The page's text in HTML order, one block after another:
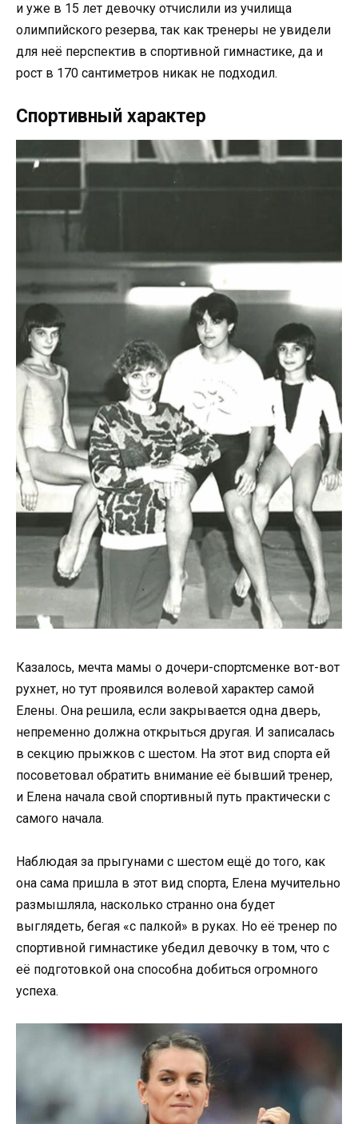
и уже в 15 лет девочку отчислили из училища
олимпийского резерва, так как тренеры не увидели
для неё перспектив в спортивной гимнастике, да и
рост в 170 сантиметров никак не подходил.
Спортивный характер
Казалось, мечта мамы о дочери-спортсменке вот-вот
рухнет, но тут проявился волевой характер самой
Елены. Она решила, если закрывается одна дверь,
непременно должна открыться другая. И записалась
в секцию прыжков с шестом. На этот вид спорта ей
посоветовал обратить внимание её бывший тренер,
и Елена начала свой спортивный путь практически с
самого начала.
Наблюдая за прыгунами с шестом ещё до того, как
она сама пришла в этот вид спорта, Елена мучительно
размышляла, насколько странно она будет
выглядеть, бегая «с палкой» в руках. Но её тренер по
спортивной гимнастике убедил девочку в том, что с
её подготовкой она способна добиться огромного
успеха.